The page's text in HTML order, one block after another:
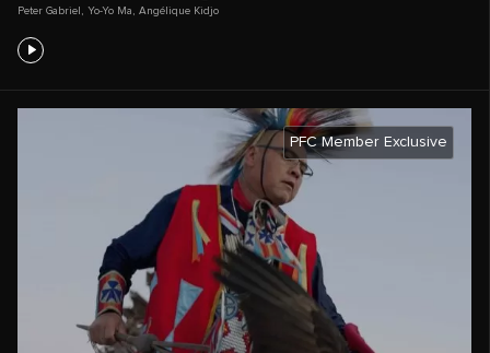
Peter Gabriel Yo-Yo Ma Angélique Kidjo
PFC Member Exclusive